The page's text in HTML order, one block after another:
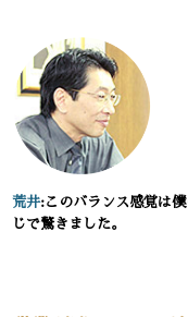
荒井:このバランス感覚は
じで驚きました。